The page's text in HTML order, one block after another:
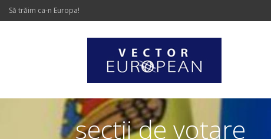
Să trăim ca-n Europa!
sectii de votare